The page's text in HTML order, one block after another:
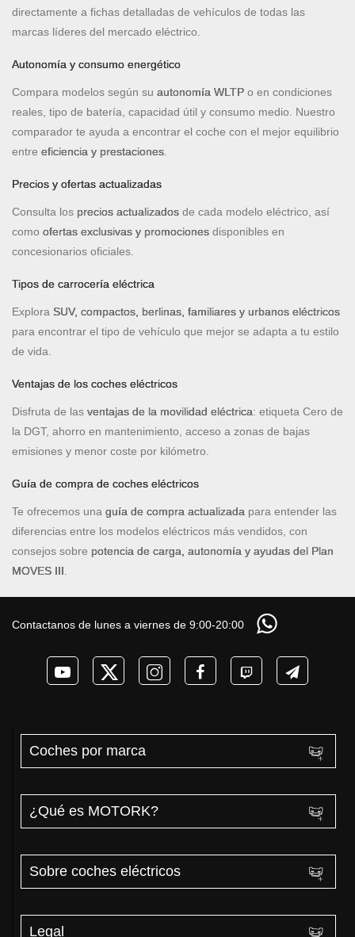
directamente a fichas detalladas de vehículos de todas las
marcas líderes del mercado eléctrico.
Autonomía y consumo energético
Compara modelos según su autonomía WLTP o en condiciones
reales, tipo de batería, capacidad útil y consumo medio. Nuestro
comparador te ayuda a encontrar el coche con el mejor equilibrio
entre eficiencia y prestaciones.
Precios y ofertas actualizadas
Consulta los precios actualizados de cada modelo eléctrico, así
como ofertas exclusivas y promociones disponibles en
concesionarios oficiales.
Tipos de carrocería eléctrica
Explora SUV, compactos, berlinas, familiares y urbanos eléctricos
para encontrar el tipo de vehículo que mejor se adapta a tu estilo
de vida.
Ventajas de los coches eléctricos
Disfruta de las ventajas de la movilidad eléctrica: etiqueta Cero de
la DGT, ahorro en mantenimiento, acceso a zonas de bajas
emisiones y menor coste por kilómetro.
Guía de compra de coches eléctricos
Te ofrecemos una guía de compra actualizada para entender las
diferencias entre los modelos eléctricos más vendidos, con
consejos sobre potencia de carga, autonomía y ayudas del Plan
MOVES III.
Contactanos de lunes a viernes de 9:00-20:00
Coches por marca
¿Qué es MOTORK?
Sobre coches eléctricos
Legal